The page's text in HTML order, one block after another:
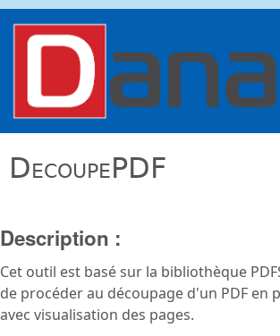
danard.net
DecoupePDF
Description :
Cet outil est basé sur la bibliothèque
de procéder au découpage d'un PDF en
avec visualisation des pages.